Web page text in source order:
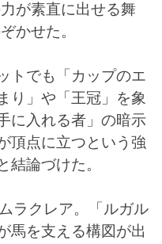
が素直に出せる舞
かせた。
トでも「カップのエ
り」や「王冠」を象
に入れる者」の暗示
頂点に立つという強
結論づけた。
ラクレア。「ルガル
馬を支える構図が出